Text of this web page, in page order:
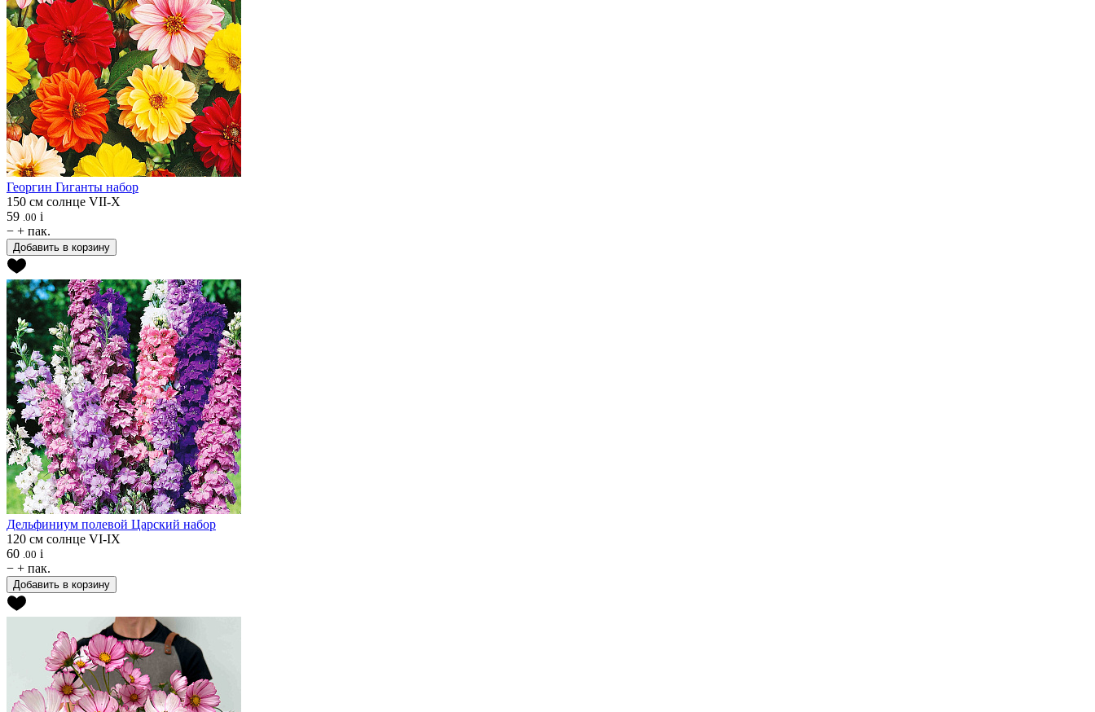
Георгин Гиганты набор
150 см солнце VII-X
59 .00 i
− + пак.
Добавить в корзину
Дельфиниум полевой Царский набор
120 см солнце VI-IX
60 .00 i
− + пак.
Добавить в корзину